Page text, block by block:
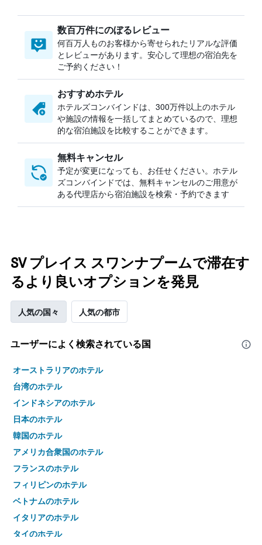
数百万件にのぼるレビュー
何百万人ものお客様から寄せられたリアルな評価
とレビューがあります。安心して理想の宿泊先を
ご予約ください！
おすすめホテル
ホテルズコンバインドは、300万件以上のホテル
や施設の情報を一括してまとめているので、理想
的な宿泊施設を比較することができます。
無料キャンセル
予定が変更になっても、お任せください。ホテル
ズコンバインドでは、無料キャンセルのご用意が
ある代理店から宿泊施設を検索・予約できます
SV プレイス スワンナプームで滞在す
るより良いオプションを発見
人気の国々 人気の都市
ユーザーによく検索されている国
オーストラリアのホテル
台湾のホテル
インドネシアのホテル
日本のホテル
韓国のホテル
アメリカ合衆国のホテル
フランスのホテル
フィリピンのホテル
ベトナムのホテル
イタリアのホテル
タイのホテル